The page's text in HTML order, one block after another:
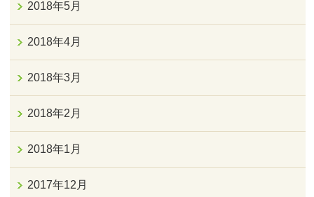
2018年5月
2018年4月
2018年3月
2018年2月
2018年1月
2017年12月